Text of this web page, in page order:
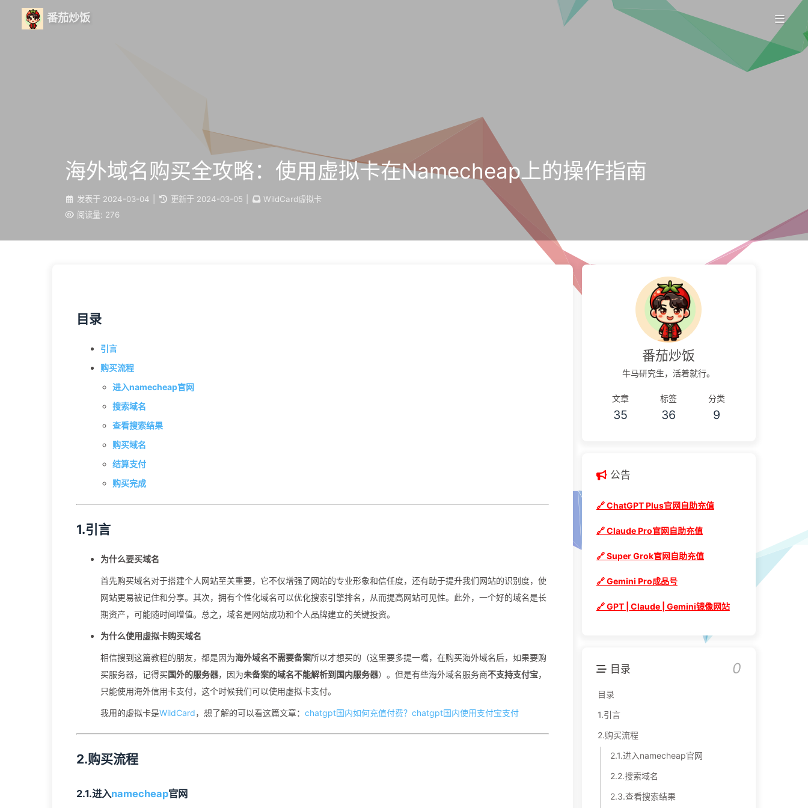
番茄炒饭
海外域名购买全攻略：使用虚拟卡在Namecheap上的操作指南
发表于 2024-03-04 更新于 2024-03-05
WildCard虚拟卡
阅读量: 276
目录
引言
购买流程
进入namecheap官网
搜索域名
查看搜索结果
购买域名
结算支付
购买完成
1.引言
为什么要买域名
首先购买域名对于搭建个人网站至关重要，它不仅增强了网站的专业形象和信任度，还有助于提升我们网站的识别度，使
网站更易被记住和分享。其次，拥有个性化域名可以优化搜索引擎排名，从而提高网站可见性。此外，一个好的域名是长
期资产，可能随时间增值。总之，域名是网站成功和个人品牌建立的关键投资。
为什么使用虚拟卡购买域名
相信搜到这篇教程的朋友，都是因为海外域名不需要备案所以才想买的（这里要多提一嘴，在购买海外域名后，如果要购
买服务器，记得买国外的服务器，因为未备案的域名不能解析到国内服务器）。但是有些海外域名服务商不支持支付宝，
只能使用海外信用卡支付，这个时候我们可以使用虚拟卡支付。
我用的虚拟卡是WildCard，想了解的可以看这篇文章： chatgpt国内如何充值付费？chatgpt国内使用支付宝支付
2.购买流程
2.1.进入namecheap官网
番茄炒饭
牛马研究生，活着就行。
文章
35
标签
36
分类
9
公告
🔗 ChatGPT Plus官网自助充值
🔗 Claude Pro官网自助充值
🔗 Super Grok官网自助充值
🔗 Gemini Pro成品号
🔗 GPT | Claude | Gemini镜像网站
目录 0
目录
1.引言
2.购买流程
2.1.进入namecheap官网
2.2.搜索域名
2.3.查看搜索结果